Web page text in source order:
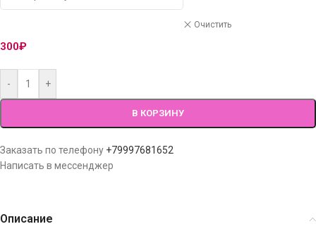
Очистить
300₽
- +
В КОРЗИНУ
Заказать по телефону +79997681652
Написать в мессенджер
Описание